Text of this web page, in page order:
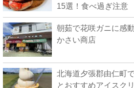
15選！食べ過ぎ注意
朝茹で花咲ガニに感
かさい商店
北海道夕張郡由仁町
とおすすめアイスク